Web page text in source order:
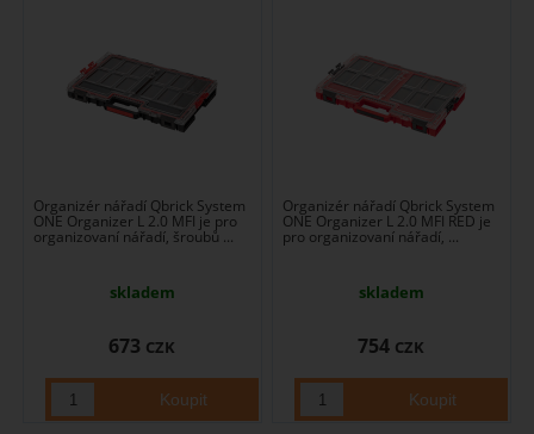
Organizér nářadí Qbrick System
ONE Organizer L 2.0 MFI je pro
organizovaní nářadí, šroubů ...
skladem
673 CZK
Organizér nářadí Qbrick System
ONE Organizer L 2.0 MFI RED je
pro organizovaní nářadí, ...
skladem
754 CZK